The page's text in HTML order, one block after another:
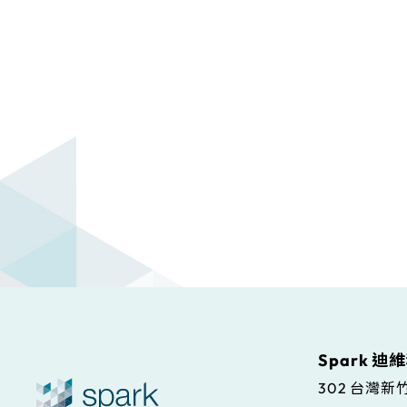
Spark 迪
302 台灣新